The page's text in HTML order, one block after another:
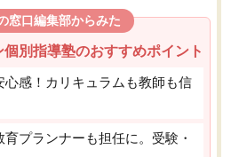
窓口編集部からみた
個別指導塾のおすすめポイント
心感！カリキュラムも教師も信
プランナーも担任に。受験・